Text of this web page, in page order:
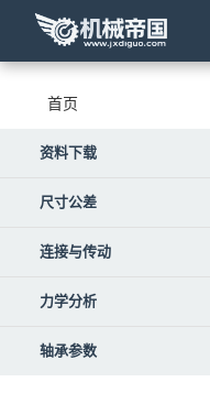
首页
资料下载
尺寸公差
连接与传动
力学分析
轴承参数